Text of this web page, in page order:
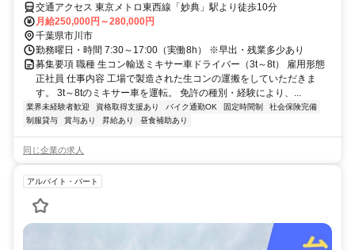
交通アクセス 東京メトロ東西線「妙典」駅より徒歩10分
月給250,000円～280,000円
千葉県市川市
勤務曜日・時間 7:30～17:00（実働8h） ※早出・残業多少あり
募集要項 職種 生コン輸送ミキサー車ドライバー（3t～8t） 雇用形態
正社員 仕事内容 工場で製造された生コンの運搬をしていただきま
す。 3t～8tのミキサー車を運転。 免許の種別・経験により、...
業界未経験者歓迎 資格取得支援あり バイク通勤OK 固定時間制
社会保険完備
制服貸与
賞与あり 昇給あり 昼食補助あり
同じ企業の求人
アルバイト・パート